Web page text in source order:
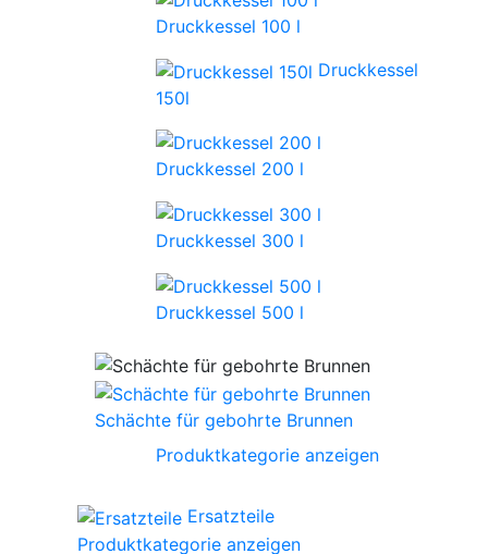
Druckkessel 100 l
Druckkessel
150l
Druckkessel 200 l
Druckkessel 300 l
Druckkessel 500 l
Schächte für gebohrte Brunnen
Produktkategorie anzeigen
Ersatzteile
Produktkategorie anzeigen